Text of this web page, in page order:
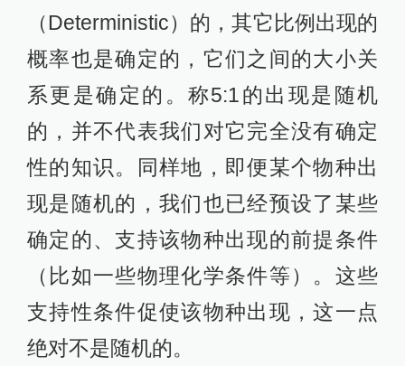
（Deterministic）的，其它比例出现的
概率也是确定的，它们之间的大小关
系更是确定的。称5:1的出现是随机
的，并不代表我们对它完全没有确定
性的知识。同样地，即便某个物种出
现是随机的，我们也已经预设了某些
确定的、支持该物种出现的前提条件
（比如一些物理化学条件等）。这些
支持性条件促使该物种出现，这一点
绝对不是随机的。